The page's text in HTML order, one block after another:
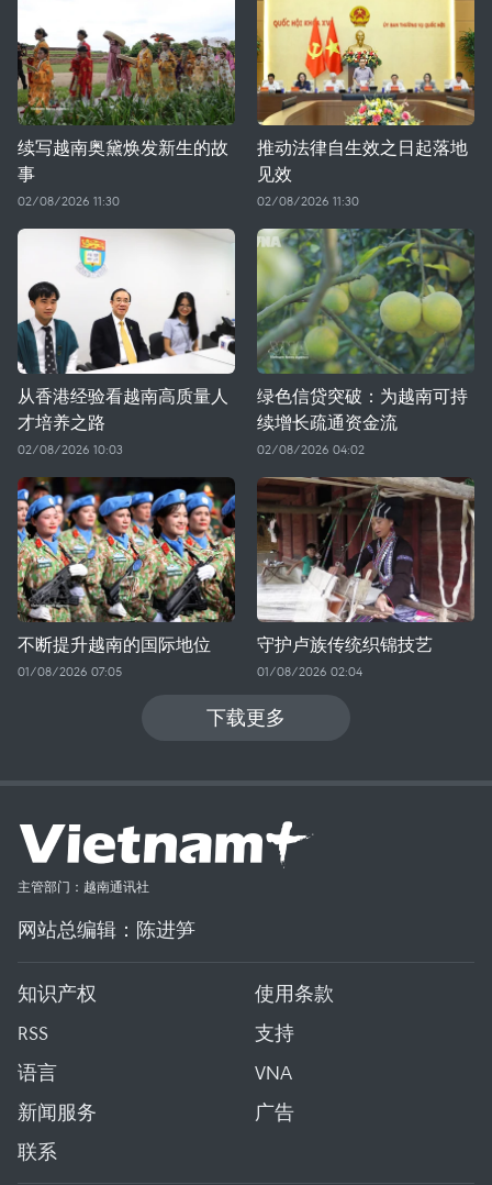
续写越南奥黛焕发新生的故
事
02/08/2026 11:30
推动法律自生效之日起落地
见效
02/08/2026 11:30
从香港经验看越南高质量人
才培养之路
02/08/2026 10:03
绿色信贷突破：为越南可持
续增长疏通资金流
02/08/2026 04:02
不断提升越南的国际地位
01/08/2026 07:05
守护卢族传统织锦技艺
01/08/2026 02:04
下载更多
主管部门：越南通讯社
网站总编辑：陈进笋
知识产权
使用条款
RSS
支持
语言
VNA
新闻服务
广告
联系